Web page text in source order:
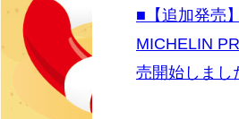
■【追加発売
MICHELIN
売開始しまし